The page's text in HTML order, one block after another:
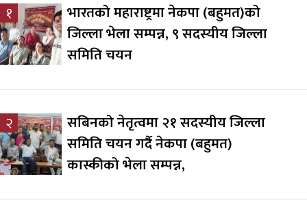
१
भारतको महाराष्ट्रमा नेकपा (बहुमत)को
जिल्ला भेला सम्पन्न, ९ सदस्यीय जिल्ला
समिति चयन
२
सबिनको नेतृत्वमा २१ सदस्यीय जिल्ला
समिति चयन गर्दै नेकपा (बहुमत)
कास्कीको भेला सम्पन्न,